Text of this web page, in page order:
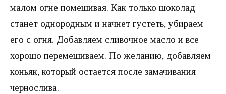
малом огне помешивая. Как только шоколад
станет однородным и начнет густеть, убираем
его с огня. Добавляем сливочное масло и все
хорошо перемешиваем. По желанию, добавляем
коньяк, который остается после замачивания
чернослива.